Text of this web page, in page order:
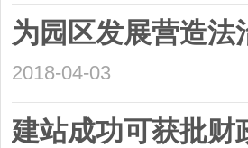
为园区发展营造法
2018-04-03
建站成功可获批财